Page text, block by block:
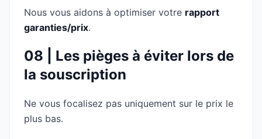
Nous vous aidons à optimiser votre rapport
garanties/prix.
08 | Les pièges à éviter lors de
la souscription
Ne vous focalisez pas uniquement sur le prix le
plus bas.